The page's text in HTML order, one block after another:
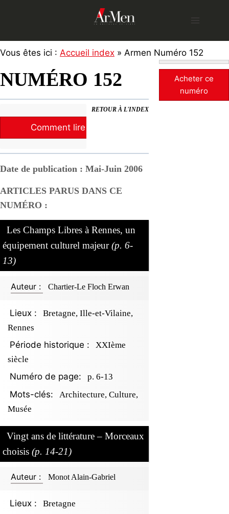
Vous êtes ici : Accueil index » Armen Numéro 152
NUMÉRO 152
RETOUR À L'INDEX
Comment lire la revue ?
Date de publication : Mai-Juin 2006
ARTICLES PARUS DANS CE
NUMÉRO :
Les Champs Libres à Rennes, un
équipement culturel majeur(p. 6-
13)
Auteur : Chartier-Le Floch Erwan
Lieux :
Bretagne, Ille-et-Vilaine,
Rennes
Période historique :
XXIème
siècle
Numéro de page: p. 6-13
Mots-clés:
Architecture, Culture,
Musée
Vingt ans de littérature – Morceaux
choisis (p. 14-21)
Auteur : Monot Alain-Gabriel
Lieux : Bretagne
Acheter ce
numéro